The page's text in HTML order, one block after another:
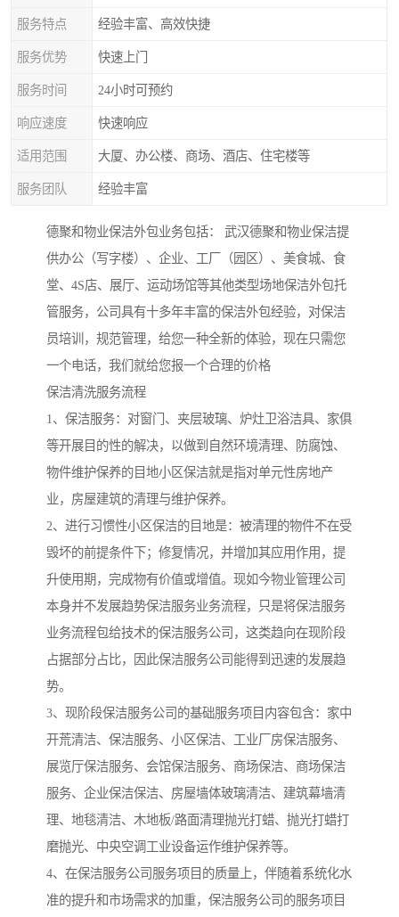
服务特点 经验丰富、高效快捷
服务优势 快速上门
服务时间 24小时可预约
响应速度 快速响应
适用范围 大厦、办公楼、商场、酒店、住宅楼等
服务团队 经验丰富
德聚和物业保洁外包业务包括： 武汉德聚和物业保洁提
供办公（写字楼）、企业、工厂（园区）、美食城、食
堂、4S店、展厅、运动场馆等其他类型场地保洁外包托
管服务，公司具有十多年丰富的保洁外包经验，对保洁
员培训，规范管理，给您一种全新的体验，现在只需您
一个电话，我们就给您报一个合理的价格
保洁清洗服务流程
1、保洁服务：对窗门、夹层玻璃、炉灶卫浴洁具、家俱
等开展目的性的解决，以做到自然环境清理、防腐蚀、
物件维护保养的目地小区保洁就是指对单元性房地产
业，房屋建筑的清理与维护保养。
2、进行习惯性小区保洁的目地是：被清理的物件不在受
毁坏的前提条件下；修复情况，并增加其应用作用，提
升使用期，完成物有价值或增值。现如今物业管理公司
本身并不发展趋势保洁服务业务流程，只是将保洁服务
业务流程包给技术的保洁服务公司，这类趋向在现阶段
占据部分占比，因此保洁服务公司能得到迅速的发展趋
势。
3、现阶段保洁服务公司的基础服务项目内容包含：家中
开荒清洁、保洁服务、小区保洁、工业厂房保洁服务、
展览厅保洁服务、会馆保洁服务、商场保洁、商场保洁
服务、企业保洁保洁、房屋墙体玻璃清洁、建筑幕墙清
理、地毯清洁、木地板/路面清理抛光打蜡、抛光打蜡打
磨抛光、中央空调工业设备运作维护保养等。
4、在保洁服务公司服务项目的质量上，伴随着系统化水
准的提升和市场需求的加重，保洁服务公司的服务项目